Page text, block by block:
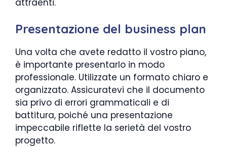
Presentazione del business plan
Una volta che avete redatto il vostro piano,
è importante presentarlo in modo
professionale. Utilizzate un formato chiaro e
organizzato. Assicuratevi che il documento
sia privo di errori grammaticali e di
battitura, poiché una presentazione
impeccabile riflette la serietà del vostro
progetto.